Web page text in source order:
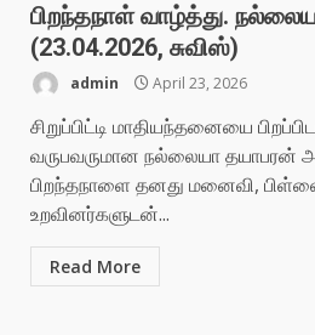
பிறந்தநாள் வாழ்த்து.
(23.04.2026, சுவிஸ்)
admin April 23, 2026
சிறுப்பிட்டி மாதியந்தனையை
வருபவருமான நல்லையா தயாபரன்
பிறந்தநாளை தனது மனைவி,
உறவினர்களுடன்...
Read More